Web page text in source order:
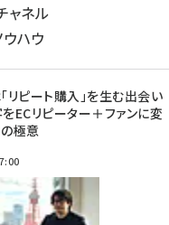
ャネル
ウハウ
リピート購入」を生む出会い
ECリピーター＋ファンに変
極意